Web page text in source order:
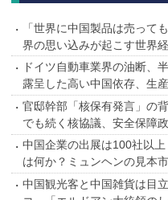
「世界に中国製品は売っ
界の思い込みが起こす世界
ドイツ自動車業界の油断、
露呈した高い中国依存、生
官邸幹部「核保有発言」の
でも続く核協議、安全保障
中国企業の出展は100社以
は何か？ミュンヘンの見本
中国観光客と中国雑貨は目